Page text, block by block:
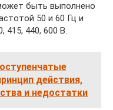
быть выполнено
50 и 60 Гц и
415, 440, 600 В.
действия,
и недостатки